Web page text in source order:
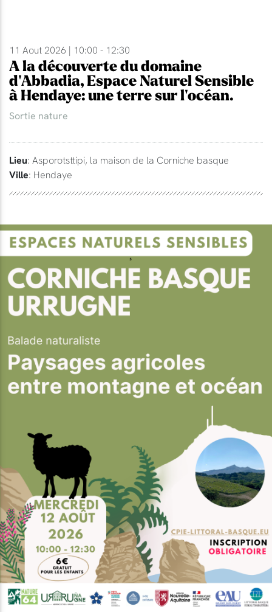
11 Aout 2026 | 10:00 - 12:30
A la découverte du domaine
d'Abbadia, Espace Naturel Sensible
à Hendaye: une terre sur l'océan.
Sortie nature
Lieu: Asporotsttipi, la maison de la Corniche basque
Ville: Hendaye